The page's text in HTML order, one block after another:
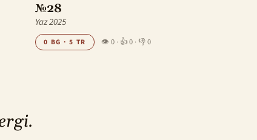
№28
Yaz 2025
0 BG · 5 TR 👁 0 · 👍 0 · 👎 0